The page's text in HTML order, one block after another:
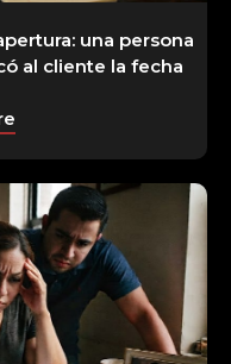
una persona
al cliente la fecha